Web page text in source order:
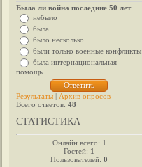
Была ли война последние 50 лет
небыло
была
было несколько
были только военные конфликты
была интернациональная
помощь
Результаты | Архив опросов
Всего ответов: 48
СТАТИСТИКА
Онлайн всего: 1
Гостей: 1
Пользователей: 0